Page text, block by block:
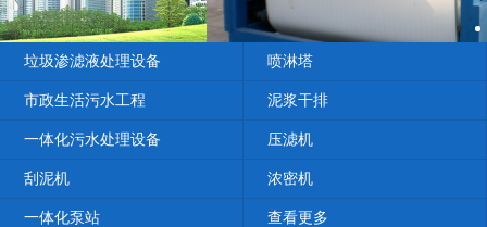
垃圾渗滤液处理设备 喷淋塔
市政生活污水工程 泥浆干排
一体化污水处理设备 压滤机
刮泥机 浓密机
一体化泵站 查看更多